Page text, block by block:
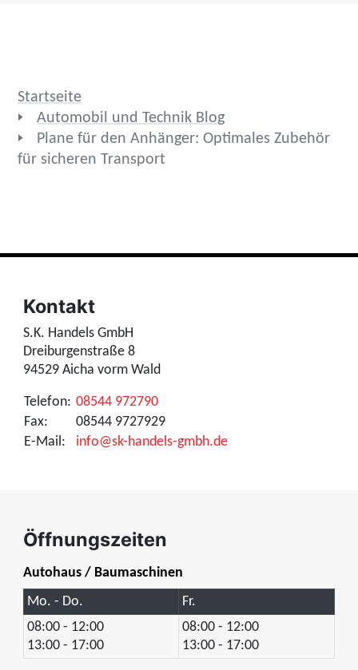
Startseite
Automobil und Technik Blog
Plane für den Anhänger: Optimales Zubehör
für sicheren Transport
Kontakt
S.K. Handels GmbH
Dreiburgenstraße 8
94529 Aicha vorm Wald
Telefon: 08544 972790
Fax:
08544 9727929
E-Mail:
info@sk-handels-gmbh.de
Öffnungszeiten
Autohaus / Baumaschinen
Mo. - Do.
Fr.
08:00 - 12:00
13:00 - 17:00
08:00 - 12:00
13:00 - 17:00